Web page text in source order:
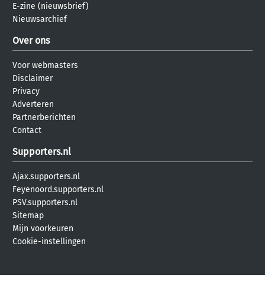
E-zine (nieuwsbrief)
Nieuwsarchief
Over ons
Voor webmasters
Disclaimer
Privacy
Adverteren
Partnerberichten
Contact
Supporters.nl
Ajax.supporters.nl
Feyenoord.supporters.nl
PSV.supporters.nl
Sitemap
Mijn voorkeuren
Cookie-instellingen